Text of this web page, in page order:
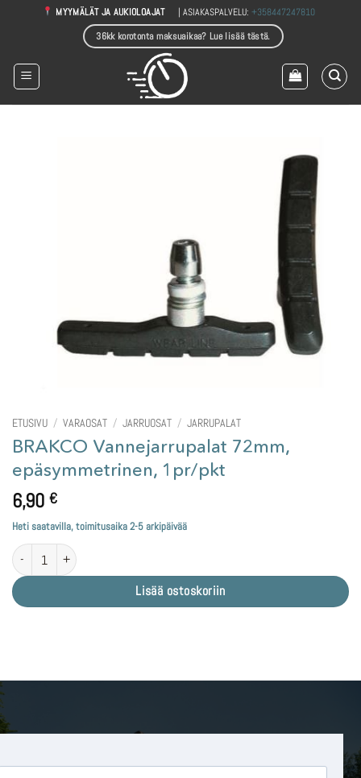
MYYMÄLÄT JA AUKIOLOAJAT | ASIAKASPALVELU:+358447247810
36kk korotonta maksuaikaa? Lue lisää tästä.
ETUSIVU / VARAOSAT / JARRUOSAT / JARRUPALAT
BRAKCO Vannejarrupalat 72mm,
epäsymmetrinen, 1pr/pkt
6,90 €
Heti saatavilla, toimitusaika 2-5 arkipäivää
BRAKCO Vannejarrupalat 72mm, epäsymmetrinen, 1pr/pkt määrä
Lisää ostoskoriin